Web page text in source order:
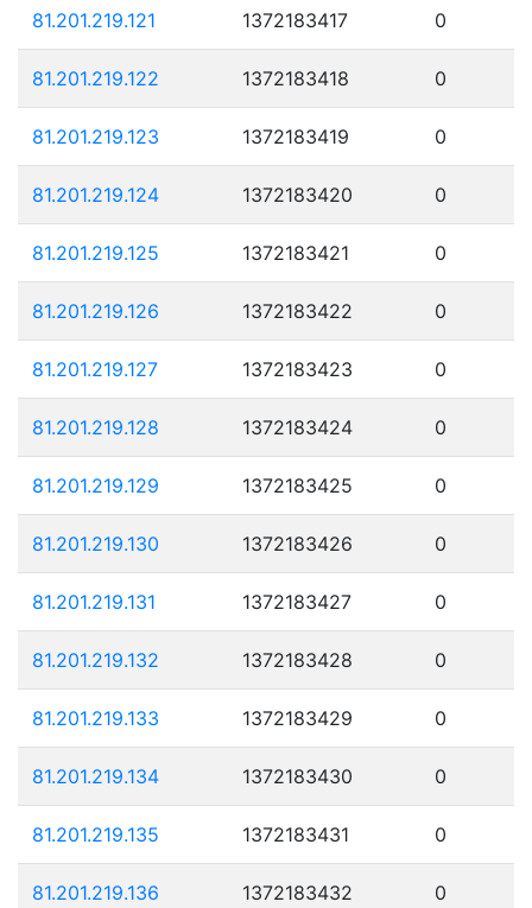
81.201.219.121 1372183417 0
81.201.219.122 1372183418 0
81.201.219.123 1372183419 0
81.201.219.124 1372183420 0
81.201.219.125 1372183421 0
81.201.219.126 1372183422 0
81.201.219.127 1372183423 0
81.201.219.128 1372183424 0
81.201.219.129 1372183425 0
81.201.219.130 1372183426 0
81.201.219.131 1372183427 0
81.201.219.132 1372183428 0
81.201.219.133 1372183429 0
81.201.219.134 1372183430 0
81.201.219.135 1372183431 0
81.201.219.136 1372183432 0